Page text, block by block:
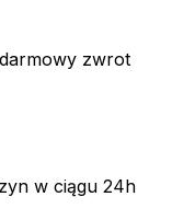
zwrot
w ciągu 24h